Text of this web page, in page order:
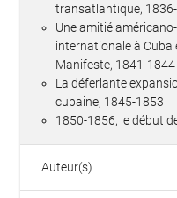
transatlantique,
Une amitié
internationale à Cuba
Manifeste, 1841-1844
La déferlante
cubaine, 1845-1853
1850-1856, le début
Auteur(s)